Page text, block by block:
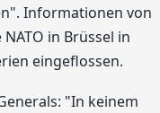
Informationen von
in Brüssel in
eingeflossen.
"In keinem